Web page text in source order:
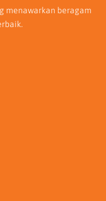
menawarkan beragam